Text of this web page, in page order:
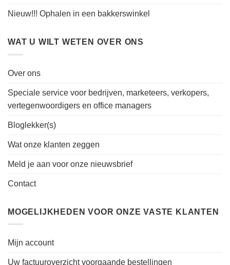
Nieuw!!! Ophalen in een bakkerswinkel
WAT U WILT WETEN OVER ONS
Over ons
Speciale service voor bedrijven, marketeers, verkopers,
vertegenwoordigers en office managers
Bloglekker(s)
Wat onze klanten zeggen
Meld je aan voor onze nieuwsbrief
Contact
MOGELIJKHEDEN VOOR ONZE VASTE KLANTEN
Mijn account
Uw factuuroverzicht voorgaande bestellingen